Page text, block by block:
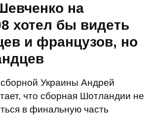
на
хотел бы видеть
и французов, но
Украины Андрей
что сборная Шотландии не
в финальную часть